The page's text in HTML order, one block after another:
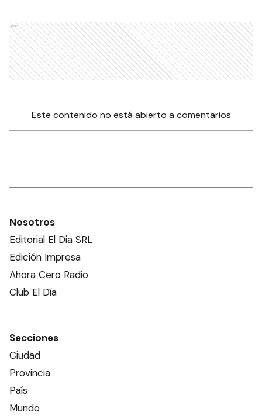
Ads
Este contenido no está abierto a comentarios
Nosotros
Editorial El Dia SRL
Edición Impresa
Ahora Cero Radio
Club El Día
Secciones
Ciudad
Provincia
País
Mundo